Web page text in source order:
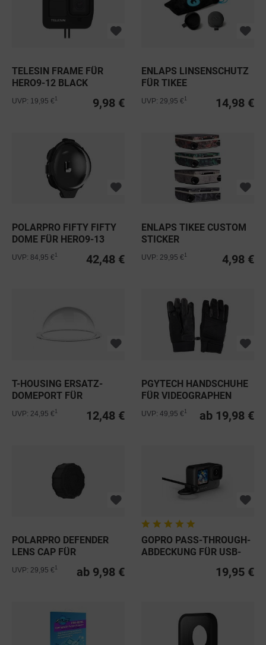
TELESIN FRAME FÜR
HERO9-12 BLACK
9,98 €
UVP: 19,95 € 1
ENLAPS LINSENSCHUTZ
FÜR TIKEE
14,98 €
UVP: 29,95 € 1
POLARPRO FIFTY FIFTY
DOME FÜR HERO9-13
42,48 €
UVP: 84,95 € 1
ENLAPS TIKEE CUSTOM
STICKER
4,98 €
UVP: 29,95 € 1
T-HOUSING ERSATZ-
DOMEPORT FÜR
INSTA360 ONE R...
12,48 €
UVP: 24,95 € 1
PGYTECH HANDSCHUHE
FÜR VIDEOGRAPHEN
ab 19,98 €
UVP: 49,95 € 1
POLARPRO DEFENDER
LENS CAP FÜR
OBJEKTIVE
ab 9,98 €
UVP: 29,95 € 1
GOPRO PASS-THROUGH-
ABDECKUNG FÜR USB-
19,95 €